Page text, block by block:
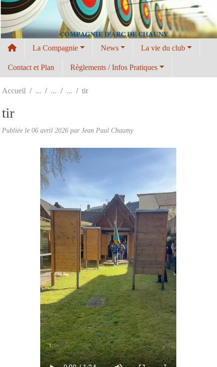
La Compagnie News La vie du club
Contact et Plan Règlements / Infos Pratiques
Accueil tir
tir
Publiée le 06 avril 2026 par Jean Paul Chaumy
Panneau de gestion des cookies